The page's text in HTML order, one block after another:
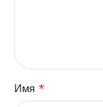
Имя *